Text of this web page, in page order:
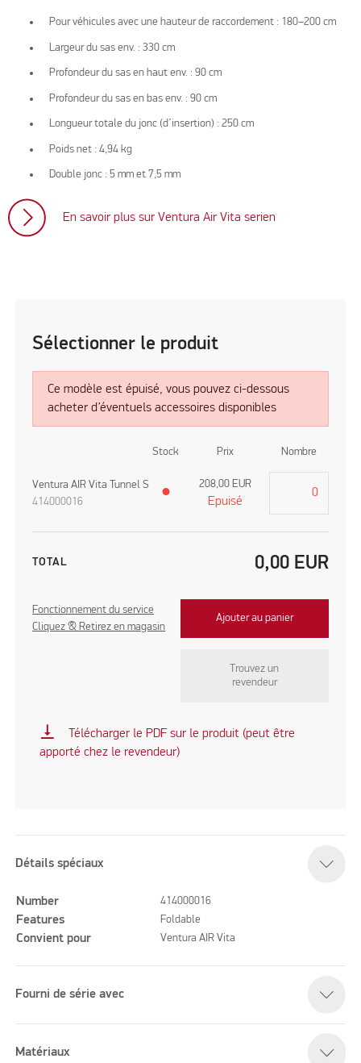
Pour véhicules avec une hauteur de raccordement : 180–200 cm
Largeur du sas env. : 330 cm
Profondeur du sas en haut env. : 90 cm
Profondeur du sas en bas env. : 90 cm
Longueur totale du jonc (d’insertion) : 250 cm
Poids net : 4,94 kg
Double jonc : 5 mm et 7,5 mm
En savoir plus sur Ventura Air Vita serien
Sélectionner le produit
Ce modèle est épuisé, vous pouvez ci-dessous
acheter d’éventuels accessoires disponibles
Stock Prix Nombre
Ventura AIR Vita Tunnel S
414000016
●
208,00 EUR
Epuisé
TOTAL 0,00 EUR
Fonctionnement du service
Cliquez & Retirez en magasin
Ajouter au panier
Trouvez un
revendeur
vertical_align_bottom
Télécharger le PDF sur le produit (peut être
apporté chez le revendeur)
Détails spéciaux
Number 414000016
Features Foldable
Convient pour Ventura AIR Vita
Fourni de série avec
Matériaux